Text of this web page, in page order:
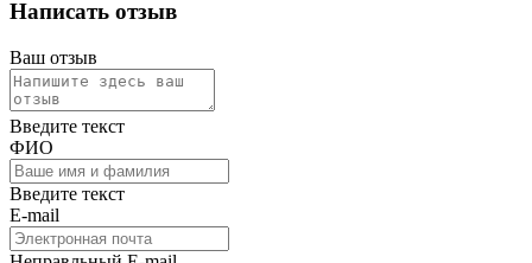
Написать отзыв
Ваш отзыв
Введите текст
ФИО
Введите текст
E-mail